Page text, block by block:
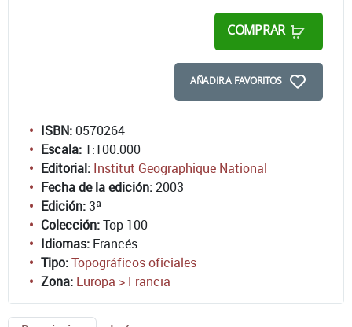
COMPRAR
AÑADIR A FAVORITOS
ISBN:0570264
Escala: 1:100.000
Editorial: Institut Geographique National
Fecha de la edición:2003
Edición:3ª
Colección:Top 100
Idiomas: Francés
Tipo:Topográficos oficiales
Zona: Europa > Francia